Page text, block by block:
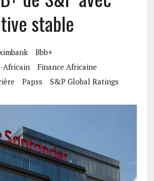
stable
Bbb+
Africain
Finance Africaine
Papss
S&p Global Ratings